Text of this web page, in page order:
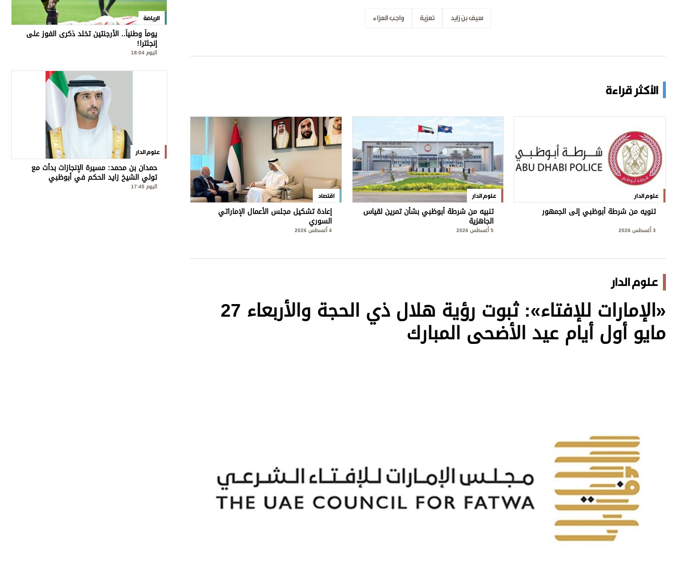
سيف بن زايد تعزية واجب العزاء
الأكثر قراءة
علوم الدار
تنويه من شرطة أبوظبي إلى الجمهور
3 أغسطس 2026
علوم الدار
تنبيه من شرطة أبوظبي بشأن تمرين لقياس
الجاهزية
5 أغسطس 2026
اقتصاد
إعادة تشكيل مجلس الأعمال الإماراتي
السوري
4 أغسطس 2026
علوم الدار
«الإمارات للإفتاء»: ثبوت رؤية هلال ذي الحجة والأربعاء 27
مايو أول أيام عيد الأضحى المبارك
الرياضة
يوماً وطنياً.. الأرجنتين تخلد ذكرى الفوز على
إنجلترا!
اليوم 18:04
علوم الدار
حمدان بن محمد: مسيرة الإنجازات بدأت مع
تولي الشيخ زايد الحكم في أبوظبي
اليوم 17:45